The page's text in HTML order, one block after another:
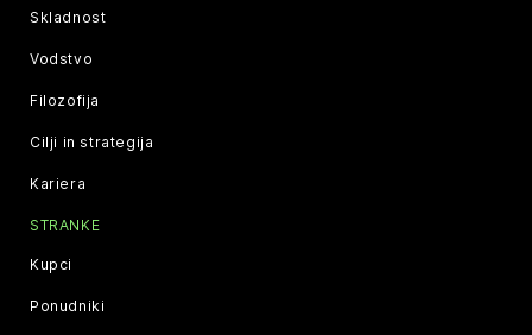
Skladnost
Vodstvo
Filozofija
Cilji in strategija
Kariera
STRANKE
Kupci
Ponudniki